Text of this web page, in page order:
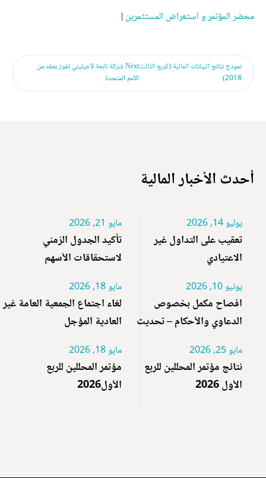
محضر المؤتمر و استعراض المستثمرين |
نموذج نتائج البيانات المالية (للربع الثالث
2018)
Nextشركة تابعة لأجيليتي تفوز بعقد من
الأمم المتحدة
أحدث الأخبار المالية
يوليو 14, 2026
تعقيب على التداول غير
الاعتيادي
يونيو 10, 2026
افصاح مكمل بخصوص
الدعاوي والأحكام – تحديث
مايو 25, 2026
نتائج مؤتمر المحللين للربع
الأول 2026
مايو 21, 2026
تأكيد الجدول الزمني
لاستحقاقات الأسهم
مايو 18, 2026
لغاء اجتماع الجمعية العامة غير
العادية المؤجل
مايو 18, 2026
مؤتمر المحللين للربع
الأول2026